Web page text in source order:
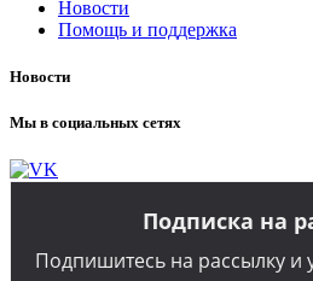
Новости
Помощь и поддержка
Новости
Мы в социальных сетях
Подписка на
Подпишитесь на рассылку и